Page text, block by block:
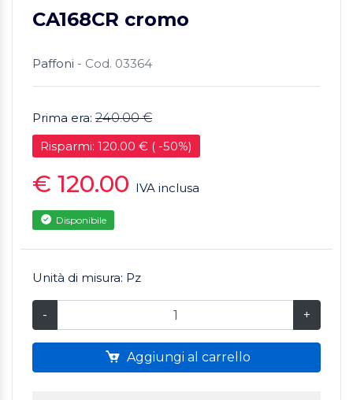
CA168CR cromo
Paffoni - Cod. 03364
Prima era: 240.00 €
Risparmi: 120.00 € ( -50%)
€ 120.00 IVA inclusa
Disponibile
Unità di misura: Pz
- +
Aggiungi al carrello